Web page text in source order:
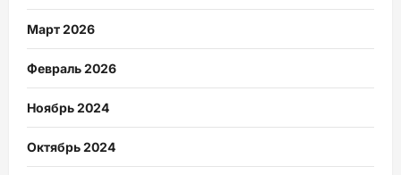
Март 2026
Февраль 2026
Ноябрь 2024
Октябрь 2024